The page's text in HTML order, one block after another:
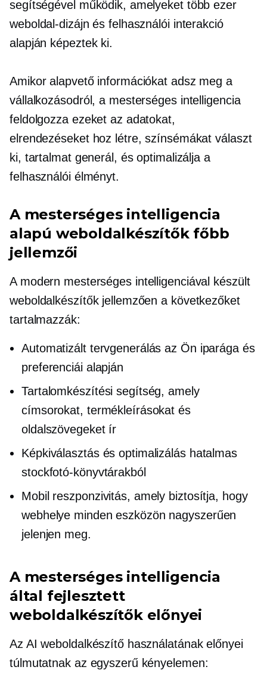
segítségével működik, amelyeket több ezer
weboldal-dizájn és felhasználói interakció
alapján képeztek ki.
Amikor alapvető információkat adsz meg a
vállalkozásodról, a mesterséges intelligencia
feldolgozza ezeket az adatokat,
elrendezéseket hoz létre, színsémákat választ
ki, tartalmat generál, és optimalizálja a
felhasználói élményt.
A mesterséges intelligencia
alapú weboldalkészítők főbb
jellemzői
A modern mesterséges intelligenciával készült
weboldalkészítők jellemzően a következőket
tartalmazzák:
Automatizált tervgenerálás az Ön iparága és
preferenciái alapján
Tartalomkészítési segítség, amely
címsorokat, termékleírásokat és
oldalszövegeket ír
Képkiválasztás és optimalizálás hatalmas
stockfotó-könyvtárakból
Mobil reszponzivitás, amely biztosítja, hogy
webhelye minden eszközön nagyszerűen
jelenjen meg.
A mesterséges intelligencia
által fejlesztett
weboldalkészítők előnyei
Az AI weboldalkészítő használatának előnyei
túlmutatnak az egyszerű kényelemen: